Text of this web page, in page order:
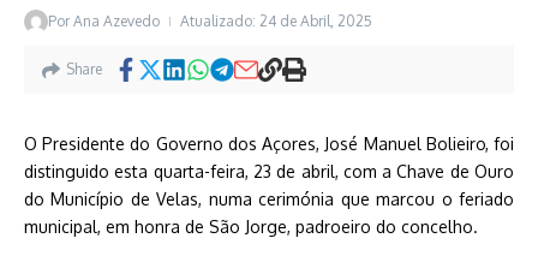
PorAna Azevedo Atualizado: 24 de Abril, 2025
Share
O Presidente do Governo dos Açores, José Manuel Bolieiro, foi
distinguido esta quarta-feira, 23 de abril, com a Chave de Ouro
do Município de Velas, numa cerimónia que marcou o feriado
municipal, em honra de São Jorge, padroeiro do concelho.